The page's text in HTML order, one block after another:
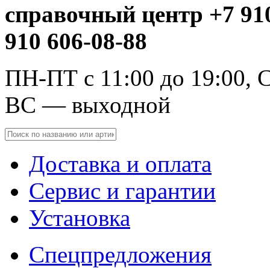
справочный центр +7
910 606-08-88
ПН-ПТ с 11:00 до 19:00,
ВС — выходной
Доставка и оплата
Сервис и гарантии
Установка
Спецпредложения